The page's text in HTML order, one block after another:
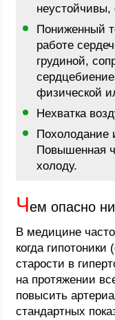
Пониженный
работе
грудиной,
физической
Нехватка
Похолодание
Повышенная
холоду.
Чем опасно
В медицине
когда
старости в
на протяжении
повысить
стандартных